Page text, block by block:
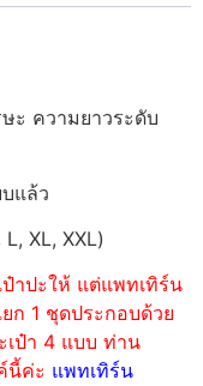
ะ ความยาวระดับ
แล้ว
XL, XXL)
าปะให้ แต่แพทเทิร์น
ก 1 ชุดประกอบด้วย
เป๋า 4 แบบ ท่าน
นี้ค่ะ แพทเทิร์น